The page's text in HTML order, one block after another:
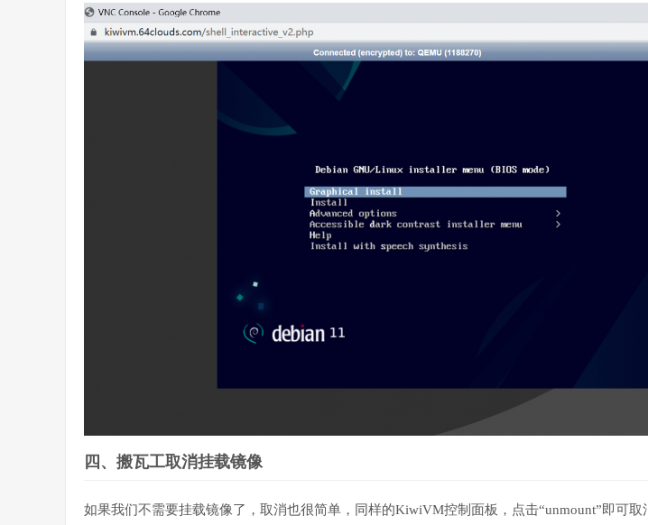
四、搬瓦工取消挂载镜像
如果我们不需要挂载镜像了，取消也很简单，同样的KiwiVM控制面板，点击“unmount”即可取